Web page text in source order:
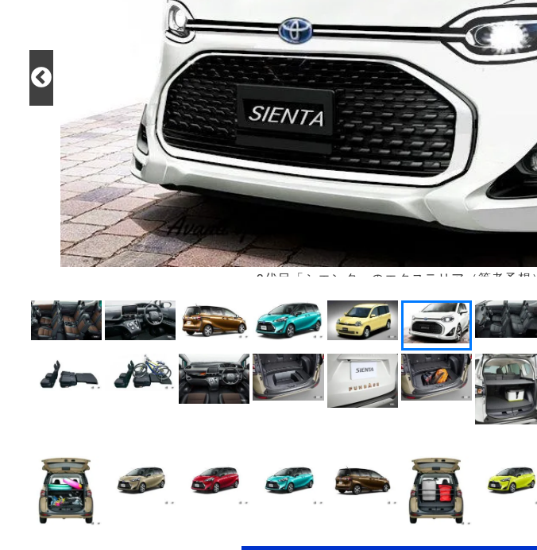
3代目「シエンタ」のエクステリア（筆者予想）